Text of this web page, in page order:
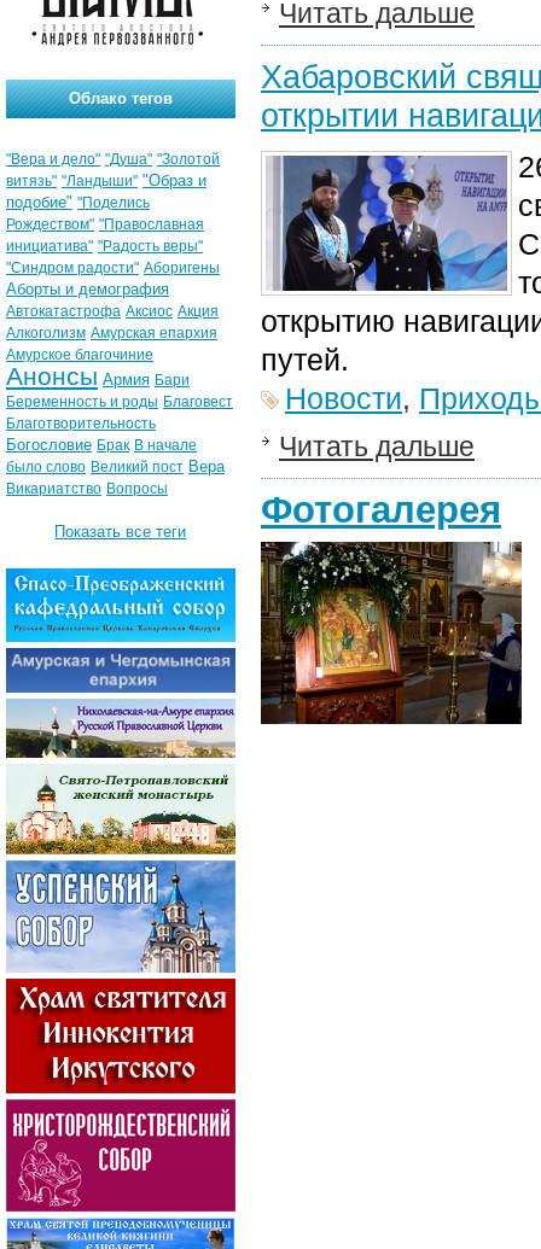
Читать дальше
Хабаровский
открытии
открытию
путей.
Новости,
Читать дальше
Фотогалерея
Облако тегов
"Вера и дело" "Душа" "Золотой
витязь" "Ландыши" "Образ и
подобие" "Поделись
Рождеством" "Православная
инициатива" "Радость веры"
"Синдром радости" Аборигены
Аборты и демография
Автокатастрофа Аксиос Акция
Алкоголизм Амурская епархия
Амурское благочиние
Анонсы Армия Бари
Беременность и роды Благовест
Благотворительность
Богословие Брак В начале
было слово Великий пост Вера
Викариатство Вопросы
Показать все теги